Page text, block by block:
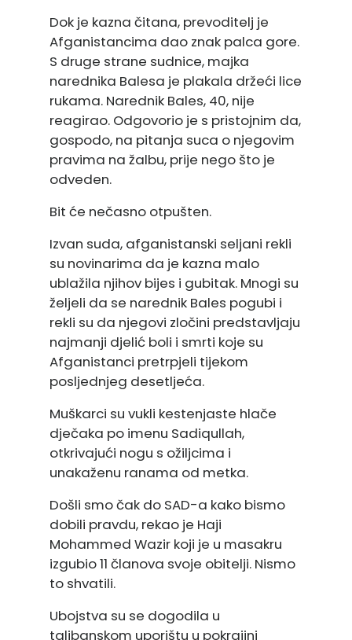
Dok je kazna čitana, prevoditelj je
Afganistancima dao znak palca gore.
S druge strane sudnice, majka
narednika Balesa je plakala držeći lice
rukama. Narednik Bales, 40, nije
reagirao. Odgovorio je s pristojnim da,
gospodo, na pitanja suca o njegovim
pravima na žalbu, prije nego što je
odveden.
Bit će nečasno otpušten.
Izvan suda, afganistanski seljani rekli
su novinarima da je kazna malo
ublažila njihov bijes i gubitak. Mnogi su
željeli da se narednik Bales pogubi i
rekli su da njegovi zločini predstavljaju
najmanji djelić boli i smrti koje su
Afganistanci pretrpjeli tijekom
posljednjeg desetljeća.
Muškarci su vukli kestenjaste hlače
dječaka po imenu Sadiqullah,
otkrivajući nogu s ožiljcima i
unakaženu ranama od metka.
Došli smo čak do SAD-a kako bismo
dobili pravdu, rekao je Haji
Mohammed Wazir koji je u masakru
izgubio 11 članova svoje obitelji. Nismo
to shvatili.
Ubojstva su se dogodila u
talibanskom uporištu u pokrajini